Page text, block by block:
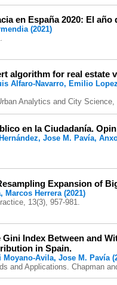
en España 2020: El año
(2021)
algorithm for real estate
Alfaro-Navarro, Emilio
Analytics and City Science,
en la Ciudadanía.
Jose M. Pavía,
Expansion of
Marcos Herrera (2021)
13(3), 957-981.
Index Between and
in Spain.
Avila, Jose M. Pavía
and Applications. Chapman